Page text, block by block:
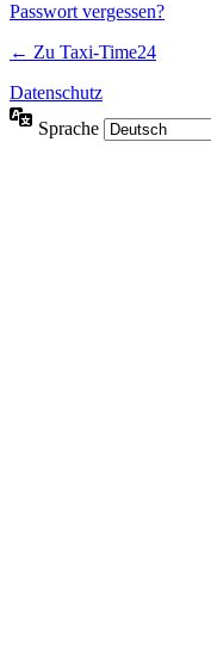
Passwort vergessen?
← Zu Taxi-Time24
Datenschutz
Sprache